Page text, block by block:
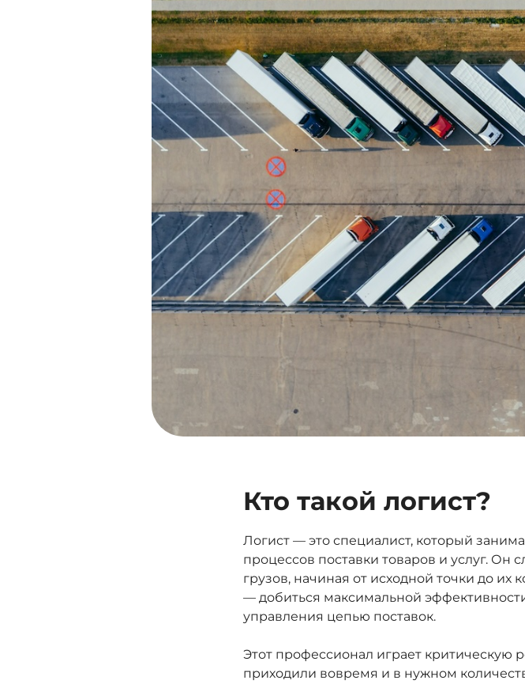
Кто такой логист?
Логист — это специалист, который
процессов поставки товаров и услуг.
грузов, начиная от исходной точки до их
— добиться максимальной
управления цепью поставок.
Этот профессионал играет критическую
приходили вовремя и в нужном